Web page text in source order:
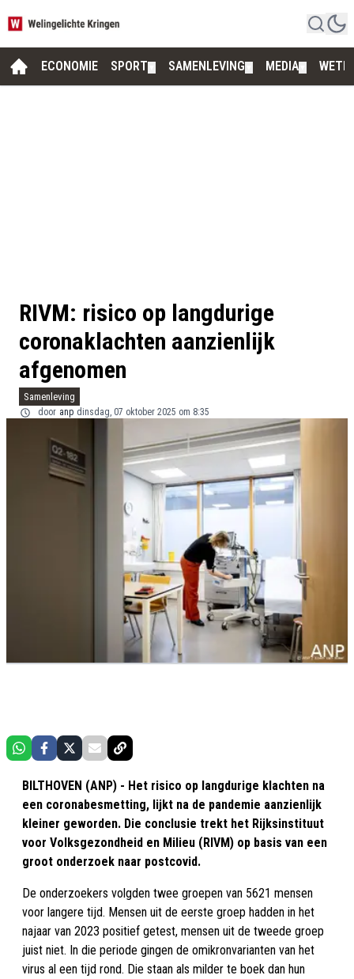
ECONOMIE SPORT SAMENLEVING MEDIA
RIVM: risico op langdurige
coronaklachten aanzienlijk
afgenomen
Samenleving
door anp dinsdag, 07 oktober 2025 om 8:35
BILTHOVEN (ANP) - Het risico op langdurige klachten na
een coronabesmetting, lijkt na de pandemie aanzienlijk
kleiner geworden. Die conclusie trekt het Rijksinstituut
voor Volksgezondheid en Milieu (RIVM) op basis van een
groot onderzoek naar postcovid.
De onderzoekers volgden twee groepen van 5621 mensen
voor langere tijd. Mensen uit de eerste groep hadden in het
najaar van 2023 positief getest, mensen uit de tweede groep
juist niet. In die periode gingen de omikronvarianten van het
virus al een tijd rond. Die staan als milder te boek dan hun